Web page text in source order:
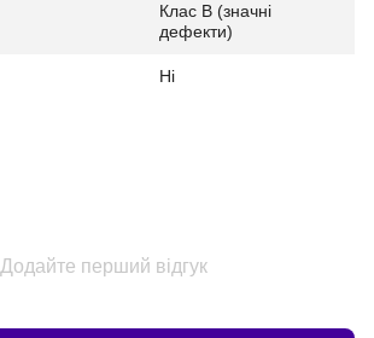
Клас B (значні
дефекти)
Ні
Додайте перший відгук